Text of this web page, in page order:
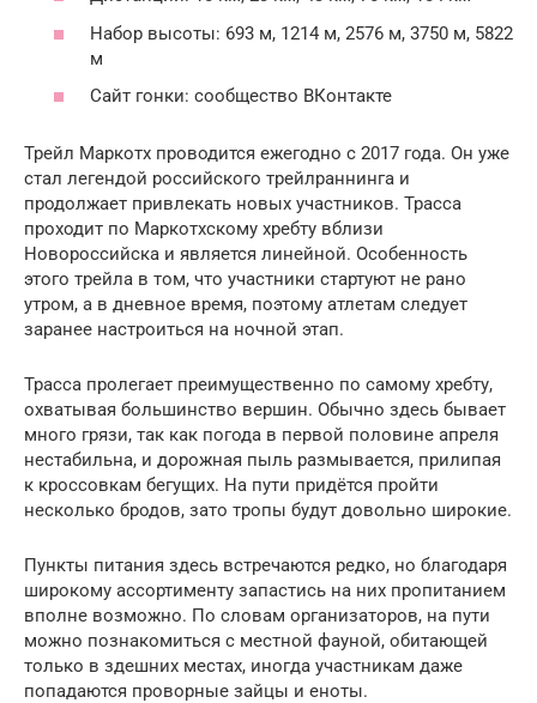
Набор высоты: 693 м, 1214 м, 2576 м, 3750 м, 5822
м
Сайт гонки: сообщество ВКонтакте
Трейл Маркотх проводится ежегодно с 2017 года. Он уже
стал легендой российского трейлраннинга и
продолжает привлекать новых участников. Трасса
проходит по Маркотхскому хребту вблизи
Новороссийска и является линейной. Особенность
этого трейла в том, что участники стартуют не рано
утром, а в дневное время, поэтому атлетам следует
заранее настроиться на ночной этап.
Трасса пролегает преимущественно по самому хребту,
охватывая большинство вершин. Обычно здесь бывает
много грязи, так как погода в первой половине апреля
нестабильна, и дорожная пыль размывается, прилипая
к кроссовкам бегущих. На пути придётся пройти
несколько бродов, зато тропы будут довольно широкие.
Пункты питания здесь встречаются редко, но благодаря
широкому ассортименту запастись на них пропитанием
вполне возможно. По словам организаторов, на пути
можно познакомиться с местной фауной, обитающей
только в здешних местах, иногда участникам даже
попадаются проворные зайцы и еноты.